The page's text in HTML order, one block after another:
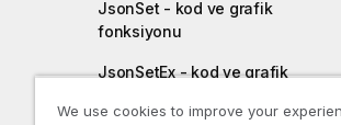
JsonSet - kod ve grafik
fonksiyonu
JsonSetEx - kod ve grafik
We use cookies to improve your